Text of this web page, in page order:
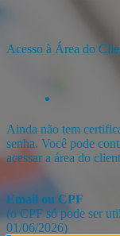
Acesso à Área do
Ainda não tem
senha. Você pode
acessar a área do
Email ou CPF
(o CPF só pode ser
01/06/2026)